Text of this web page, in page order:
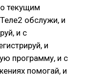
текущим
обслужи, и
и с
и
программу, и с
помогай, и